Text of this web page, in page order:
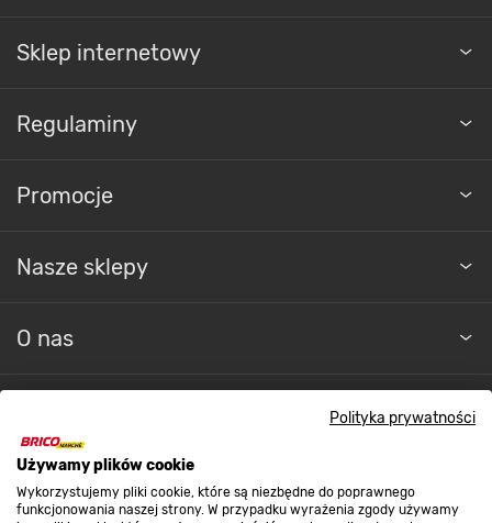
Polityka prywatności
Używamy plików cookie
Wykorzystujemy pliki cookie, które są niezbędne do poprawnego
funkcjonowania naszej strony. W przypadku wyrażenia zgody używamy
Sklep internetowy
Regulaminy
Promocje
Nasze sklepy
O nas
Strefa biznesu